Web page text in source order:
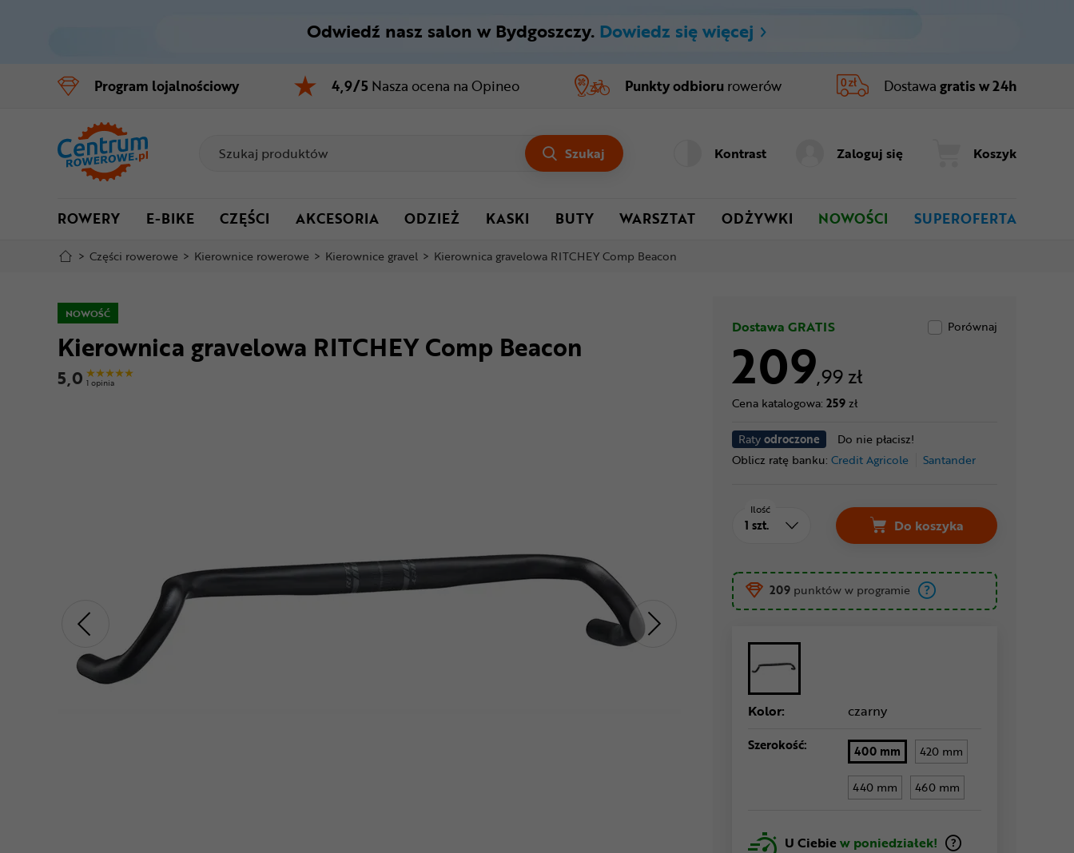
Menu główne
Informacje o produkcie
Do koszyka
Szczegółowe informacje
Odwiedź nasz salon w Bydgoszczy. Dowiedz się więcej
Program lojalnościowy 4,9/5 Nasza ocena na Opineo Punkty odbioru rowerów Dostawa gratis w 24h
Szukaj Kontrast Zaloguj się Koszyk
ROWERY E-BIKE CZĘŚCI AKCESORIA ODZIEŻ KASKI BUTY WARSZTAT ODŻYWKI NOWOŚCI SUPEROFERTA
> Części rowerowe > Kierownice rowerowe > Kierownice gravel > Kierownica gravelowa RITCHEY Comp Beacon
NOWOŚĆ
Kierownica gravelowa RITCHEY Comp Beacon
5,0 1 opinia
Dostawa GRATIS Porównaj
209,99 zł
Cena katalogowa: 259zł
Ratyodroczone
Do nie płacisz!
Oblicz ratę banku: Credit Agricole Santander
Ilość
Do koszyka
209 punktów w programie
Kolor: czarny
Szerokość: 400 mm 420 mm
440 mm 460 mm
U Ciebiew poniedziałek!